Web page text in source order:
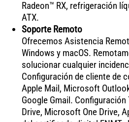
Radeon™ RX, refrigeración
ATX.
Soporte Remoto
Ofrecemos Asistencia
Windows y macOS.
solucionar cualquier
Configuración de cliente de
Apple Mail, Microsoft
Google Gmail.
Drive, Microsoft One Drive,